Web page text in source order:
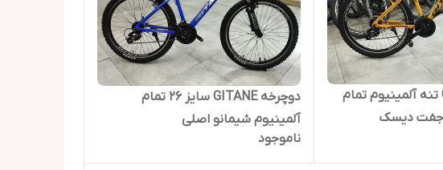
دوچرخه GITANE تنه آلمینیوم تمام
دوچرخه GITANE سایز 26 تمام
آلمینیوم شیمانو اصلی
ناموجود